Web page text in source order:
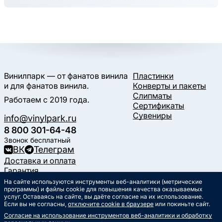
Винилпарк — от фанатов винила
и для фанатов винила.
Работаем с 2019 года.
info@vinylpark.ru
8 800 301-64-48
Звонок бесплатный
ВК Телеграм
Пластинки
Конверты и пакеты
Слипматы
Сертификаты
Сувениры
Доставка и оплата
Гарантия
Контакты
Статьи
Музыкальный календарь
Документы
Публичная оферта
На сайте используются инструменты веб-аналитики (метрические
программы) и файлы cookie для повышения качества оказываемых
услуг. Оставаясь на сайте, вы даёте согласие на их использование.
Если вы не согласны, отключите cookie в браузере или покиньте сайт.
Согласие на использование инструментов веб-аналитики и обработку